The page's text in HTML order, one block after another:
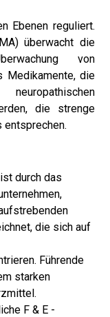
Ebenen reguliert.
überwacht die
von
Medikamente, die
die strenge
entsprechen.
durch das
die sich auf
Führende
starken
F & E -